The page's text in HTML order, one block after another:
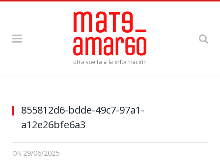
855812d6-bdde-49c7-97a1-
a12e26bfe6a3
ON 29/06/2025